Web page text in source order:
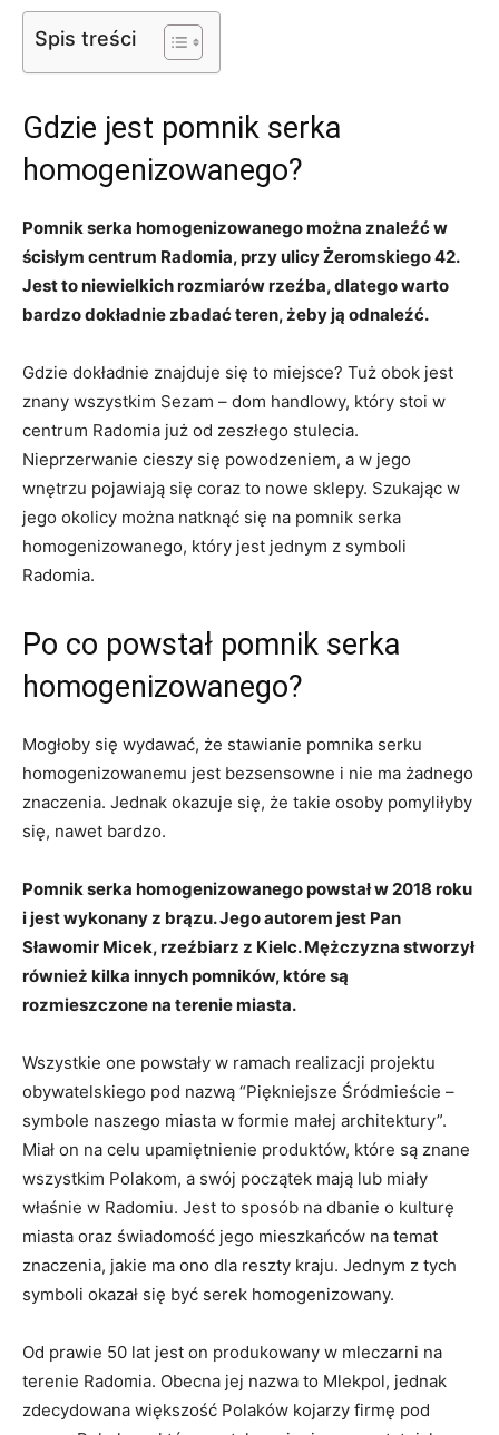
Spis treści
Gdzie jest pomnik serka
homogenizowanego?
Pomnik serka homogenizowanego można znaleźć w
ścisłym centrum Radomia, przy ulicy Żeromskiego 42.
Jest to niewielkich rozmiarów rzeźba, dlatego warto
bardzo dokładnie zbadać teren, żeby ją odnaleźć.
Gdzie dokładnie znajduje się to miejsce? Tuż obok jest
znany wszystkim Sezam – dom handlowy, który stoi w
centrum Radomia już od zeszłego stulecia.
Nieprzerwanie cieszy się powodzeniem, a w jego
wnętrzu pojawiają się coraz to nowe sklepy. Szukając w
jego okolicy można natknąć się na pomnik serka
homogenizowanego, który jest jednym z symboli
Radomia.
Po co powstał pomnik serka
homogenizowanego?
Mogłoby się wydawać, że stawianie pomnika serku
homogenizowanemu jest bezsensowne i nie ma żadnego
znaczenia. Jednak okazuje się, że takie osoby pomyliłyby
się, nawet bardzo.
Pomnik serka homogenizowanego powstał w 2018 roku
i jest wykonany z brązu. Jego autorem jest Pan
Sławomir Micek, rzeźbiarz z Kielc. Mężczyzna stworzył
również kilka innych pomników, które są
rozmieszczone na terenie miasta.
Wszystkie one powstały w ramach realizacji projektu
obywatelskiego pod nazwą “Piękniejsze Śródmieście –
symbole naszego miasta w formie małej architektury”.
Miał on na celu upamiętnienie produktów, które są znane
wszystkim Polakom, a swój początek mają lub miały
właśnie w Radomiu. Jest to sposób na dbanie o kulturę
miasta oraz świadomość jego mieszkańców na temat
znaczenia, jakie ma ono dla reszty kraju. Jednym z tych
symboli okazał się być serek homogenizowany.
Od prawie 50 lat jest on produkowany w mleczarni na
terenie Radomia. Obecna jej nazwa to Mlekpol, jednak
zdecydowana większość Polaków kojarzy firmę pod